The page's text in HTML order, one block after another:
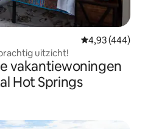
Gemiddelde
4,93 (444)
uitzicht!
vakantiewoningen
Hot Springs